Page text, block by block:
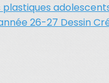
plastiques
26-27 Dessin